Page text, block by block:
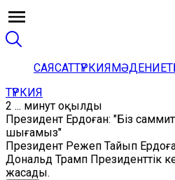
САЯСАТТҮРКИЯМӘДЕНИЕТ
ТҮРКИЯ
2 ... минут оқылды
Президент Ердоған: "Біз
шығамыз"
Президент Режеп Тайып
Дональд Трамп Президенттік
жасады.